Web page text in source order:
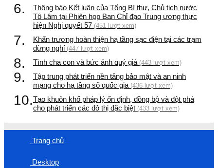
6.
Thông báo Kết luận của Tổng Bí thư, Chủ tịch nước
Tô Lâm tại Phiên họp Ban Chỉ đạo Trung ương thực
hiện Nghị quyết 57 (451 lượt xem)
7.
Khẩn trương hoàn thiện hạ tầng sạc điện tại các trạm
dừng nghỉ (447 lượt xem)
8. Tình cha con và bức ảnh quý giá (443 lượt xem)
9.
Tập trung phát triển nền tảng bảo mật và an ninh
mạng cho hạ tầng số quốc gia (436 lượt xem)
10.Tạo khuôn khổ pháp lý ổn định, đồng bộ và đột phá
cho phát triển các đô thị đặc biệt (433 lượt xem)
Trang chủ
Desktop